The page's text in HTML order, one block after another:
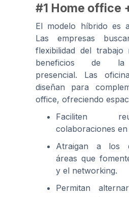
#1 Home office
El modelo híbrido es
Las empresas
flexibilidad del
beneficios de la
presencial. Las
diseñan para
office, ofreciendo
Faciliten
colaboraciones en
Atraigan a los
áreas que
y el networking.
Permitan